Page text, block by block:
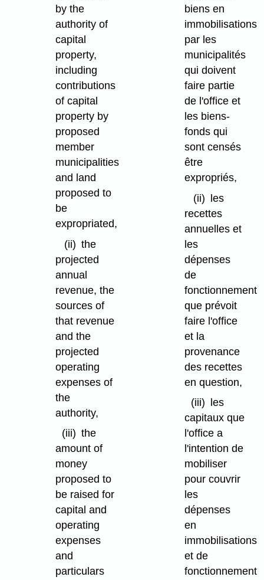
by the
authority of
capital
property,
including
contributions
of capital
property by
proposed
member
municipalities
and land
proposed to
be
expropriated,
(ii) the
projected
annual
revenue, the
sources of
that revenue
and the
projected
operating
expenses of
the
authority,
(iii) the
amount of
money
proposed to
be raised for
capital and
operating
expenses
and
particulars
biens en
immobilisations
par les
municipalités
qui doivent
faire partie
de l'office et
les biens-
fonds qui
sont censés
être
expropriés,
(ii) les
recettes
annuelles et
les
dépenses
de
fonctionnement
que prévoit
faire l'office
et la
provenance
des recettes
en question,
(iii)
les
capitaux que
l'office a
l'intention de
mobiliser
pour couvrir
les
dépenses
en
immobilisations
et de
fonctionnement